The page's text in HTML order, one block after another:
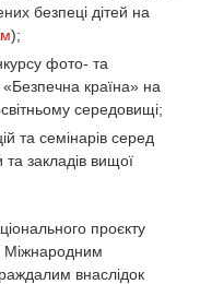
безпеці дітей на
);
фото- та
«Безпечна країна» на
середовищі;
та семінарів серед
та закладів вищої
проєкту
Міжнародним
внаслiдок